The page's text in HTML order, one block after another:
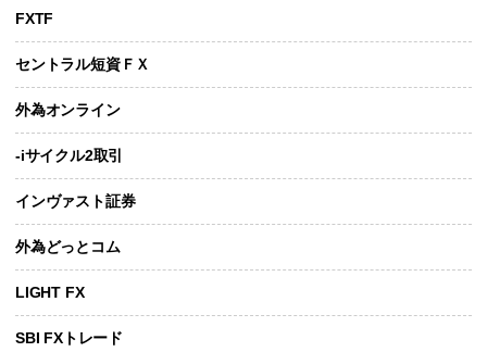
FXTF
セントラル短資ＦＸ
外為オンライン
-iサイクル2取引
インヴァスト証券
外為どっとコム
LIGHT FX
SBI FXトレード